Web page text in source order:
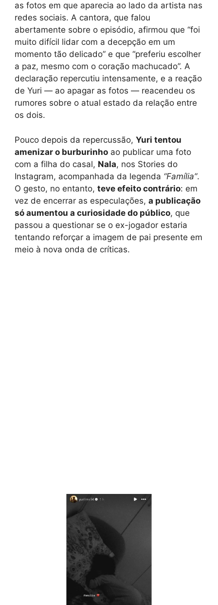
as fotos em que aparecia ao lado da artista nas
redes sociais. A cantora, que falou
abertamente sobre o episódio, afirmou que “foi
muito difícil lidar com a decepção em um
momento tão delicado” e que “preferiu escolher
a paz, mesmo com o coração machucado”. A
declaração repercutiu intensamente, e a reação
de Yuri — ao apagar as fotos — reacendeu os
rumores sobre o atual estado da relação entre
os dois.
Pouco depois da repercussão, Yuri tentou
amenizar o burburinho ao publicar uma foto
com a filha do casal, Nala, nos Stories do
Instagram, acompanhada da legenda “Família”.
O gesto, no entanto, teve efeito contrário: em
vez de encerrar as especulações, a publicação
só aumentou a curiosidade do público, que
passou a questionar se o ex-jogador estaria
tentando reforçar a imagem de pai presente em
meio à nova onda de críticas.